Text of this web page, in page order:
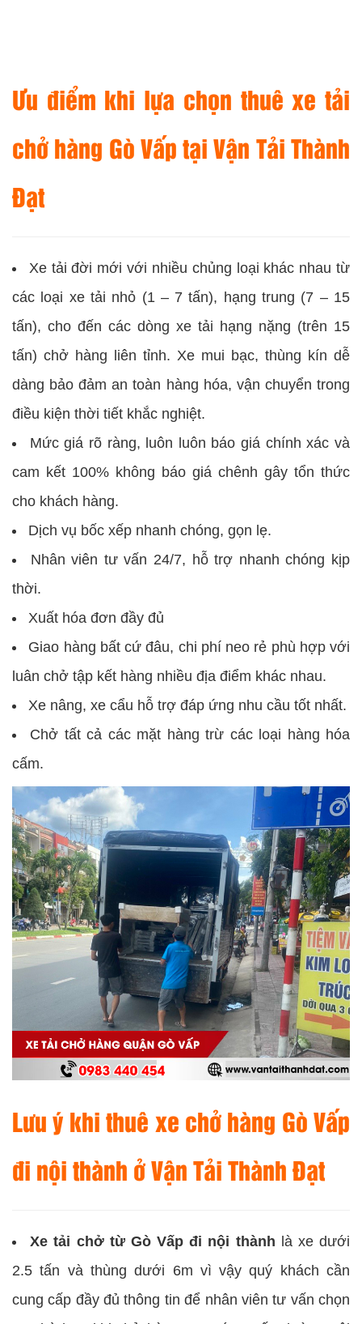
Ưu điểm khi lựa chọn thuê xe tải
chở hàng Gò Vấp tại Vận Tải Thành
Đạt
Xe tải đời mới với nhiều chủng loại khác nhau từ
các loại xe tải nhỏ (1 – 7 tấn), hạng trung (7 – 15
tấn), cho đến các dòng xe tải hạng nặng (trên 15
tấn) chở hàng liên tỉnh. Xe mui bạc, thùng kín dễ
dàng bảo đảm an toàn hàng hóa, vận chuyển trong
điều kiện thời tiết khắc nghiệt.
Mức giá rõ ràng, luôn luôn báo giá chính xác và
cam kết 100% không báo giá chênh gây tổn thức
cho khách hàng.
Dịch vụ bốc xếp nhanh chóng, gọn lẹ.
Nhân viên tư vấn 24/7, hỗ trợ nhanh chóng kịp
thời.
Xuất hóa đơn đầy đủ
Giao hàng bất cứ đâu, chi phí neo rẻ phù hợp với
luân chở tập kết hàng nhiều địa điểm khác nhau.
Xe nâng, xe cẩu hỗ trợ đáp ứng nhu cầu tốt nhất.
Chở tất cả các mặt hàng trừ các loại hàng hóa
cấm.
Lưu ý khi thuê xe chở hàng Gò Vấp
đi nội thành ở Vận Tải Thành Đạt
Xe tải chở từ Gò Vấp đi nội thành là xe dưới
2.5 tấn và thùng dưới 6m vì vậy quý khách cần
cung cấp đầy đủ thông tin để nhân viên tư vấn chọn